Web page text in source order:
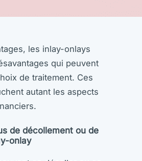
les inlay-onlays
qui peuvent
de traitement. Ces
autant les aspects
de décollement ou de
onlay